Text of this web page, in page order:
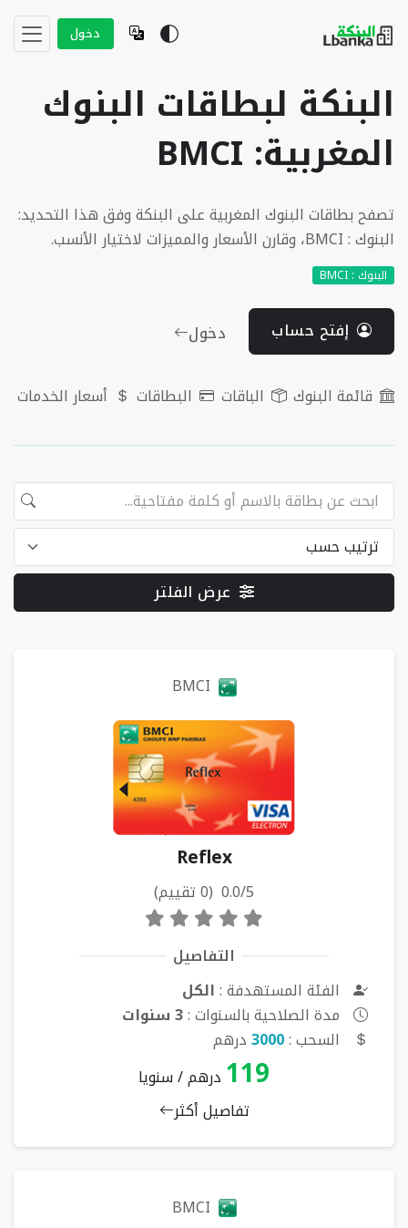
دخول
البنكة لبطاقات البنوك
المغربية: BMCI
تصفح بطاقات البنوك المغربية على البنكة وفق هذا التحديد:
البنوك : BMCI، وقارن الأسعار والمميزات لاختيار الأنسب.
البنوك : BMCI
إفتح حساب دخول
قائمة البنوك الباقات البطاقات أسعار الخدمات
عرض الفلتر
BMCI
Reflex
0.0/5 (0 تقييم)
التفاصيل
الفئة المستهدفة :الكل
مدة الصلاحية بالسنوات :3 سنوات
السحب :3000درهم
119 درهم / سنويا
تفاصيل أكثر
BMCI